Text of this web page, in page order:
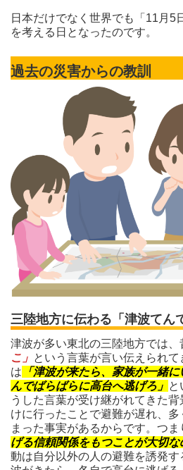
日本だけでなく世界でも「11月5
を考える日となったのです。
過去の災害からの教訓
三陸地方に伝わる「津波てん
津波が多い東北の三陸地方では、
こ」 という言葉が言い伝えられて
は 「津波が来たら、家族が一緒
んでばらばらに高台へ逃げろ」 と
うした言葉が受け継がれてきた
けに行ったことで避難が遅れ、
まった事実があるからです。つま
げる信頼関係をもつことが大切な
動は自分以外の人の避難を誘発